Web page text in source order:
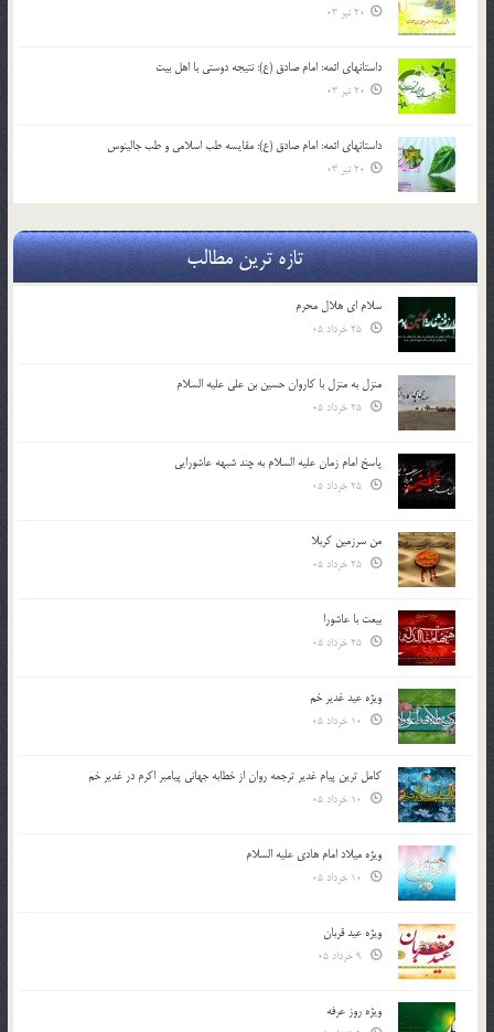
20 تیر 03
داستانهای ائمه: امام صادق (ع): نتیجه دوستی با اهل بیت
20 تیر 03
داستانهای ائمه: امام صادق (ع): مقایسه طب اسلامی و طب جالینوس
20 تیر 03
تازه ترین مطالب
سلام ای هلال محرم
منزل به منزل با کاروان حسین بن علی علیه السلام
پاسخ امام زمان علیه السلام به چند شبهه عاشورایی
من سرزمین کربلا
بیعت با عاشورا
ویژه عید غدیر خم
کامل ترین پیام غدیر ترجمه روان از خطابه جهانی پیامبر اکرم در غدیر خم
ویژه میلاد امام هادی علیه السلام
ویژه عید قربان
ویژه روز عرفه